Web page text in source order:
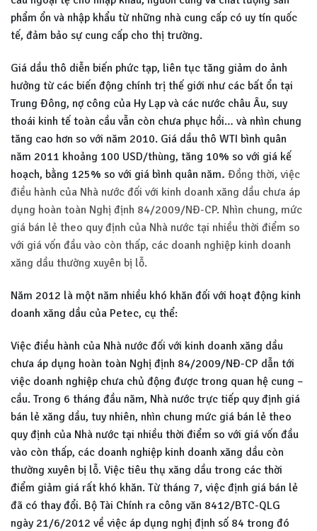
phẩm ổn và nhập khẩu từ những nhà cung cấp có uy tín quốc
tế, đảm bảo sự cung cấp cho thị trường.
Giá dầu thô diễn biến phức tạp, liên tục tăng giảm do ảnh
hưởng từ các biến động chính trị thế giới như các bất ổn tại
Trung Đông, nợ công của Hy Lạp và các nước châu Âu, suy
thoái kinh tế toàn cầu vẫn còn chưa phục hồi… và nhìn chung
tăng cao hơn so với năm 2010. Giá dầu thô WTI bình quân
năm 2011 khoảng 100 USD/thùng, tăng 10% so với giá kế
hoạch, bằng 125% so với giá bình quân năm. Đồng thời, việc
điều hành của Nhà nước đối với kinh doanh xăng dầu chưa áp
dụng hoàn toàn Nghị định 84/2009/NĐ-CP. Nhìn chung, mức
giá bán lẻ theo quy định của Nhà nước tại nhiều thời điểm so
với giá vốn đầu vào còn thấp, các doanh nghiệp kinh doanh
xăng dầu thường xuyên bị lỗ.
Năm 2012 là một năm nhiều khó khăn đối với hoạt động kinh
doanh xăng dầu của Petec, cụ thể:
Việc điều hành của Nhà nước đối với kinh doanh xăng dầu
chưa áp dụng hoàn toàn Nghị định 84/2009/NĐ-CP dẫn tới
việc doanh nghiệp chưa chủ động được trong quan hệ cung –
cầu. Trong 6 tháng đầu năm, Nhà nước trực tiếp quy định giá
bán lẻ xăng dầu, tuy nhiên, nhìn chung mức giá bán lẻ theo
quy định của Nhà nước tại nhiều thời điểm so với giá vốn đầu
vào còn thấp, các doanh nghiệp kinh doanh xăng dầu còn
thường xuyên bị lỗ. Việc tiêu thụ xăng dầu trong các thời
điểm giảm giá rất khó khăn. Từ tháng 7, việc định giá bán lẻ
đã có thay đổi. Bộ Tài Chính ra công văn 8412/BTC-QLG
ngày 21/6/2012 về việc áp dụng nghị định số 84 trong đó